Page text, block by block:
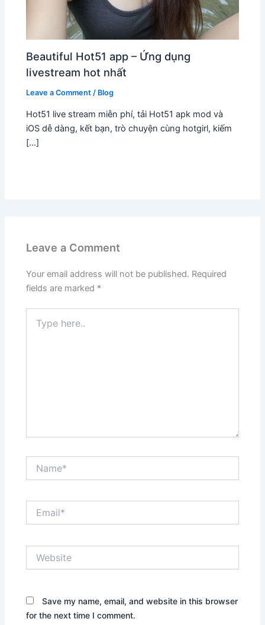
Beautiful Hot51 app – Ứng dụng
livestream hot nhất
Leave a Comment / Blog
Hot51 live stream miễn phí, tải Hot51 apk mod và
iOS dễ dàng, kết bạn, trò chuyện cùng hotgirl, kiếm
[…]
Leave a Comment
Your email address will not be published. Required
fields are marked *
here..
Save my name, email, and website in this browser
for the next time I comment.